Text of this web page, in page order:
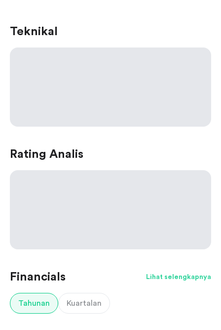
Teknikal
Rating Analis
Financials Lihat selengkapnya
Tahunan Kuartalan